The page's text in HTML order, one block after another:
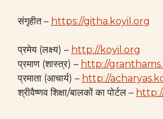
संगृहीत – https://githa.koyil.org
प्रमेय (लक्ष्य) – http://koyil.org
प्रमाण (शास्त्र) – http://
प्रमाता (आचार्य) – http://
श्रीवैष्णव शिक्षा/बालकों का पोर्टल –